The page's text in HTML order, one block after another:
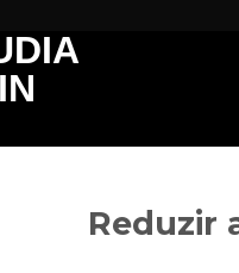
Reduzir